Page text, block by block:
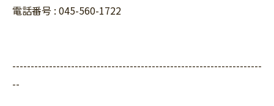
電話番号 : 045-560-1722
--------------------------------------------------------------------
--